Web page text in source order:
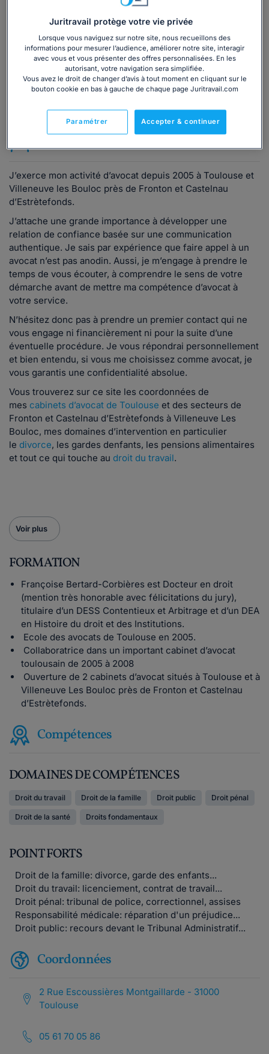
Consulter immédiatement
ou appelez le01 75 75 42 33(8h à 21h du lundi au
vendredi)
Vous êtes avocat ?
Présentation
J’exerce mon activité d’avocat depuis 2005 à Toulouse et
Villeneuve les Bouloc près de Fronton et Castelnau
d’Estrètefonds.
J’attache une grande importance à développer une
relation de confiance basée sur une communication
authentique. Je sais par expérience que faire appel à un
avocat n’est pas anodin. Aussi, je m’engage à prendre le
temps de vous écouter, à comprendre le sens de votre
démarche avant de mettre ma compétence d’avocat à
votre service.
N’hésitez donc pas à prendre un premier contact qui ne
vous engage ni financièrement ni pour la suite d’une
éventuelle procédure. Je vous répondrai personnellement
et bien entendu, si vous me choisissez comme avocat, je
vous garantis une confidentialité absolue.
Vous trouverez sur ce site les coordonnées de
mes cabinets d’avocat de Toulouse et des secteurs de
Fronton et Castelnau d’Estrètefonds à Villeneuve Les
Bouloc, mes domaines d’intervention en particulier
le divorce, les gardes denfants, les pensions alimentaires
et tout ce qui touche au droit du travail.
Voir plus
FORMATION
Françoise Bertard-Corbières est Docteur en droit
(mention très honorable avec félicitations du jury),
titulaire d’un DESS Contentieux et Arbitrage et d’un DEA
en Histoire du droit et des Institutions.
Ecole des avocats de Toulouse en 2005.
Collaboratrice dans un important cabinet d’avocat
toulousain de 2005 à 2008
Ouverture de 2 cabinets d’avocat situés à Toulouse et à
Villeneuve Les Bouloc près de Fronton et Castelnau
d’Estrètefonds.
Compétences
DOMAINES DE COMPÉTENCES
Droit du travail Droit de la famille Droit public Droit pénal
Droit de la santé Droits fondamentaux
POINT FORTS
Droit de la famille: divorce, garde des enfants...
Droit du travail: licenciement, contrat de travail...
Droit pénal: tribunal de police, correctionnel, assises
Responsabilité médicale: réparation d'un préjudice...
Droit public: recours devant le Tribunal Administratif...
Coordonnées
2 Rue Escoussières Montgaillarde - 31000
Toulouse
05 61 70 05 86
Juritravail protège votre vie privée
Lorsque vous naviguez sur notre site, nous recueillons des
informations pour mesurer l’audience, améliorer notre site, interagir
avec vous et vous présenter des offres personnalisées. En les
autorisant, votre navigation sera simplifiée.
Vous avez le droit de changer d’avis à tout moment en cliquant sur le
bouton cookie en bas à gauche de chaque page Juritravail.com
Accepter & continuer
Paramétrer